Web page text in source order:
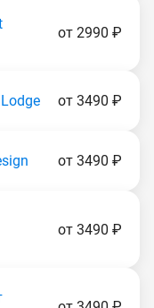
от 2990 ₽
от 3490 ₽
от 3490 ₽
от 3490 ₽